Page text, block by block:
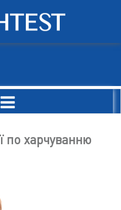
по харчуванню